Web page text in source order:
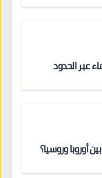
عبر الحدود
أوروبا وروسيا؟